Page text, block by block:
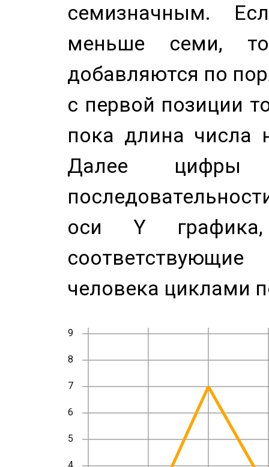
семизначным.
меньше семи,
добавляются по
с первой позиции
пока длина числа
Далее цифры
оси Y
человека циклами